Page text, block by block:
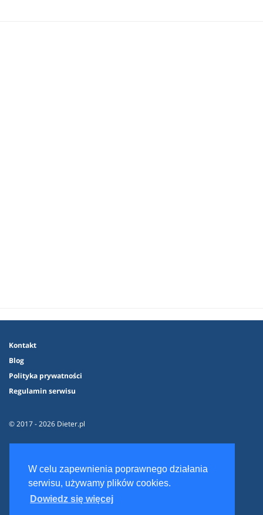
W celu zapewnienia poprawnego działania
serwisu, używamy plików cookies.
Dowiedz się więcej
Kontakt
Blog
Polityka prywatności
Regulamin serwisu
© 2017 - 2026 Dieter.pl